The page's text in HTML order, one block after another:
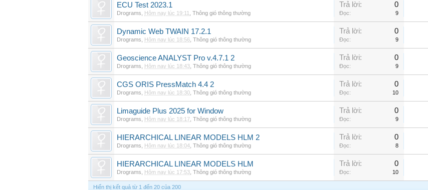
ECU Test 2023.1
Drograms Hôm nay lúc 19:11 Thông gió thông thường
Trả lời: 0
Đọc: 9
Dynamic Web TWAIN 17.2.1
Drograms Hôm nay lúc 18:56 Thông gió thông thường
Trả lời: 0
Đọc: 9
Geoscience ANALYST Pro v.4.7.1 2
Drograms Hôm nay lúc 18:43 Thông gió thông thường
Trả lời: 0
Đọc: 9
CGS ORIS PressMatch 4.4 2
Drograms Hôm nay lúc 18:30 Thông gió thông thường
Trả lời: 0
Đọc: 10
Limaguide Plus 2025 for Window
Drograms Hôm nay lúc 18:17 Thông gió thông thường
Trả lời: 0
Đọc: 9
HIERARCHICAL LINEAR MODELS HLM 2
Drograms Hôm nay lúc 18:04 Thông gió thông thường
Trả lời: 0
Đọc: 8
HIERARCHICAL LINEAR MODELS HLM
Drograms Hôm nay lúc 17:53 Thông gió thông thường
Trả lời: 0
Đọc: 10
Hiển thị kết quả từ 1 đến 20 của 200